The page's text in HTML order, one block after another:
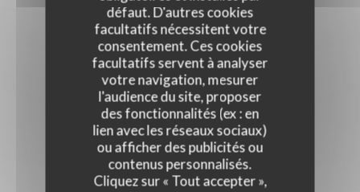
défaut. D'autres cookies
facultatifs nécessitent votre
consentement. Ces cookies
facultatifs servent à analyser
votre navigation, mesurer
l'audience du site, proposer
des fonctionnalités (ex : en
lien avec les réseaux sociaux)
ou afficher des publicités ou
contenus personnalisés.
Cliquez sur « Tout accepter »,